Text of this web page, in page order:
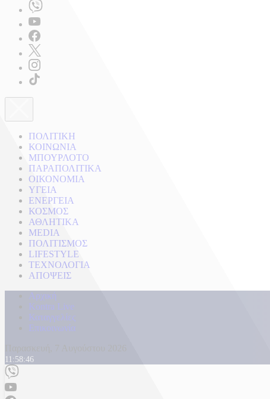
ΠΟΛΙΤΙΚΗ
ΚΟΙΝΩΝΙΑ
ΜΠΟΥΡΛΟΤΟ
ΠΑΡΑΠΟΛΙΤΙΚΑ
ΟΙΚΟΝΟΜΙΑ
ΥΓΕΙΑ
ΕΝΕΡΓΕΙΑ
ΚΟΣΜΟΣ
ΑΘΛΗΤΙΚΑ
MEDIA
ΠΟΛΙΤΙΣΜΟΣ
LIFESTYLE
ΤΕΧΝΟΛΟΓΙΑ
ΑΠΟΨΕΙΣ
Αρχική
Kontra Live
Καταγγελίες
Επικοινωνία
11:58:48